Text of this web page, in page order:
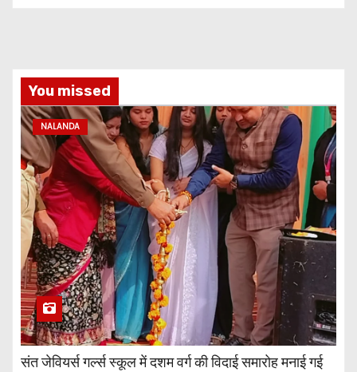
You missed
NALANDA
संत जेवियर्स गर्ल्स स्कूल में दशम वर्ग की विदाई समारोह मनाई गई